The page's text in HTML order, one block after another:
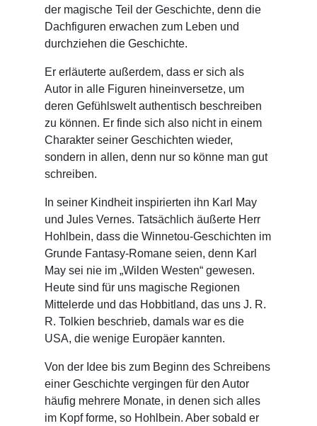
der magische Teil der Geschichte, denn die
Dachfiguren erwachen zum Leben und
durchziehen die Geschichte.
Er erläuterte außerdem, dass er sich als
Autor in alle Figuren hineinversetze, um
deren Gefühlswelt authentisch beschreiben
zu können. Er finde sich also nicht in einem
Charakter seiner Geschichten wieder,
sondern in allen, denn nur so könne man gut
schreiben.
In seiner Kindheit inspirierten ihn Karl May
und Jules Vernes. Tatsächlich äußerte Herr
Hohlbein, dass die Winnetou-Geschichten im
Grunde Fantasy-Romane seien, denn Karl
May sei nie im „Wilden Westen“ gewesen.
Heute sind für uns magische Regionen
Mittelerde und das Hobbitland, das uns J. R.
R. Tolkien beschrieb, damals war es die
USA, die wenige Europäer kannten.
Von der Idee bis zum Beginn des Schreibens
einer Geschichte vergingen für den Autor
häufig mehrere Monate, in denen sich alles
im Kopf forme, so Hohlbein. Aber sobald er